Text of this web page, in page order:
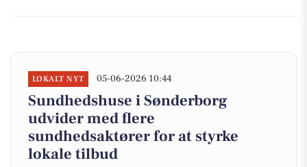
LOKALT NYT 05-06-2026 10:44
Sundhedshuse i Sønderborg
udvider med flere
sundhedsaktører for at styrke
lokale tilbud